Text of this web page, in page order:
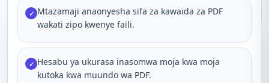
✓ Mtazamaji anaonyesha sifa za kawaida za PDF
wakati zipo kwenye faili.
✓ Hesabu ya ukurasa inasomwa moja kwa moja
kutoka kwa muundo wa PDF.